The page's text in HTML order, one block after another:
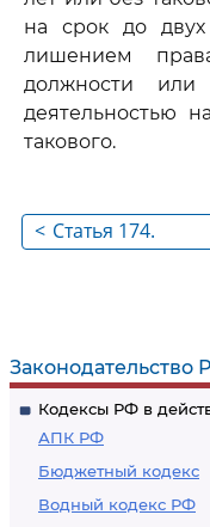
Законодательство
Кодексы РФ в
АПК РФ
Бюджетный кодекс
Водный кодекс РФ
на срок до
лишением
должности или
деятельностью
такового.
< Статья 174.
имущества,
приобретенных
другими лицами
преступным